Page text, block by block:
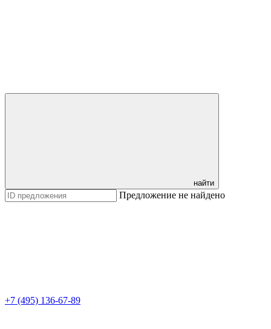
найти
Предложение не найдено
+7 (495) 136-67-89